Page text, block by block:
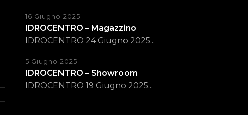
16 Giugno 2025
IDROCENTRO – Magazzino
IDROCENTRO 24 Giugno 2025...
5 Giugno 2025
IDROCENTRO – Showroom
IDROCENTRO 19 Giugno 2025...